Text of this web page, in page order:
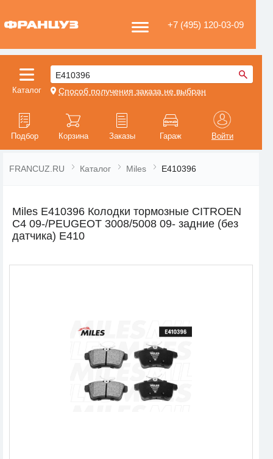
+7 (495) 120-03-09
Каталог
E410396
Способ получения заказа не выбран
Подбор Корзина Заказы Гараж Войти
FRANCUZ.RU Каталог Miles E410396
Miles E410396 Колодки тормозные CITROEN
C4 09-/PEUGEOT 3008/5008 09- задние (без
датчика) E410